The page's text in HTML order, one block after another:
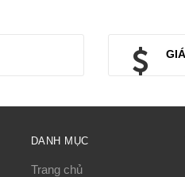
DANH MỤC
Trang chủ